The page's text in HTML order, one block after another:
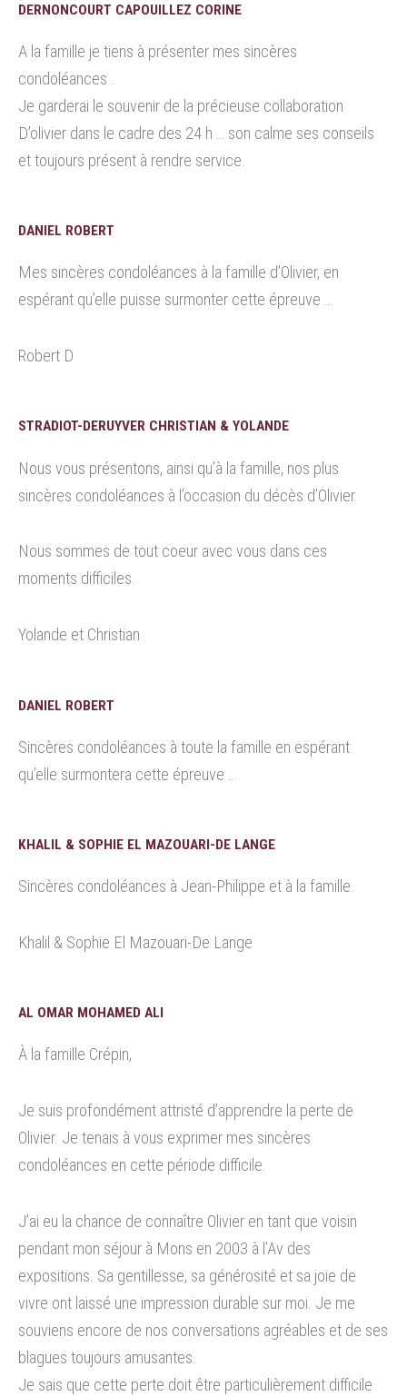
DERNONCOURT CAPOUILLEZ CORINE
A la famille je tiens à présenter mes sincères
condoléances .
Je garderai le souvenir de la précieuse collaboration
D’olivier dans le cadre des 24 h … son calme ses conseils
et toujours présent à rendre service.
DANIEL ROBERT
Mes sincères condoléances à la famille d’Olivier, en
espérant qu’elle puisse surmonter cette épreuve …
Robert D
STRADIOT-DERUYVER CHRISTIAN & YOLANDE
Nous vous présentons, ainsi qu’à la famille, nos plus
sincères condoléances à l’occasion du décès d’Olivier.
Nous sommes de tout coeur avec vous dans ces
moments difficiles.
Yolande et Christian
DANIEL ROBERT
Sincères condoléances à toute la famille en espérant
qu’elle surmontera cette épreuve …
KHALIL & SOPHIE EL MAZOUARI-DE LANGE
Sincères condoléances à Jean-Philippe et à la famille.
Khalil & Sophie El Mazouari-De Lange
AL OMAR MOHAMED ALI
À la famille Crépin,
Je suis profondément attristé d’apprendre la perte de
Olivier. Je tenais à vous exprimer mes sincères
condoléances en cette période difficile.
J’ai eu la chance de connaître Olivier en tant que voisin
pendant mon séjour à Mons en 2003 à l’Av des
expositions. Sa gentillesse, sa générosité et sa joie de
vivre ont laissé une impression durable sur moi. Je me
souviens encore de nos conversations agréables et de ses
blagues toujours amusantes.
Je sais que cette perte doit être particulièrement difficile